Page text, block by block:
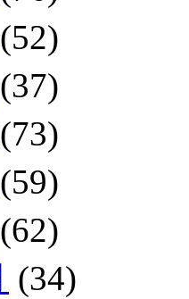
(52)
(37)
(73)
(59)
(62)
(34)